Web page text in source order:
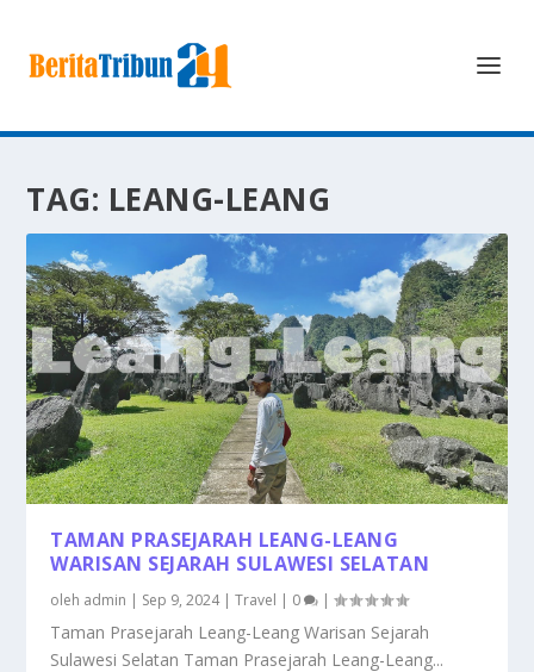
TAG: LEANG-LEANG
TAMAN PRASEJARAH LEANG-LEANG
WARISAN SEJARAH SULAWESI SELATAN
oleh admin | Sep 9, 2024|Travel | 0 |
Taman Prasejarah Leang-Leang Warisan Sejarah
Sulawesi Selatan Taman Prasejarah Leang-Leang...